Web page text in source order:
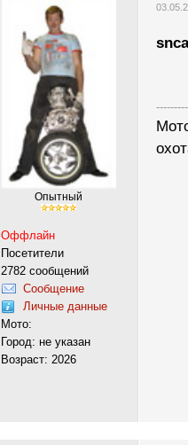
Опытный
Оффлайн
Посетители
2782 сообщений
Сообщение
Личные данные
Мото:
Город: не указан
Возраст: 2026